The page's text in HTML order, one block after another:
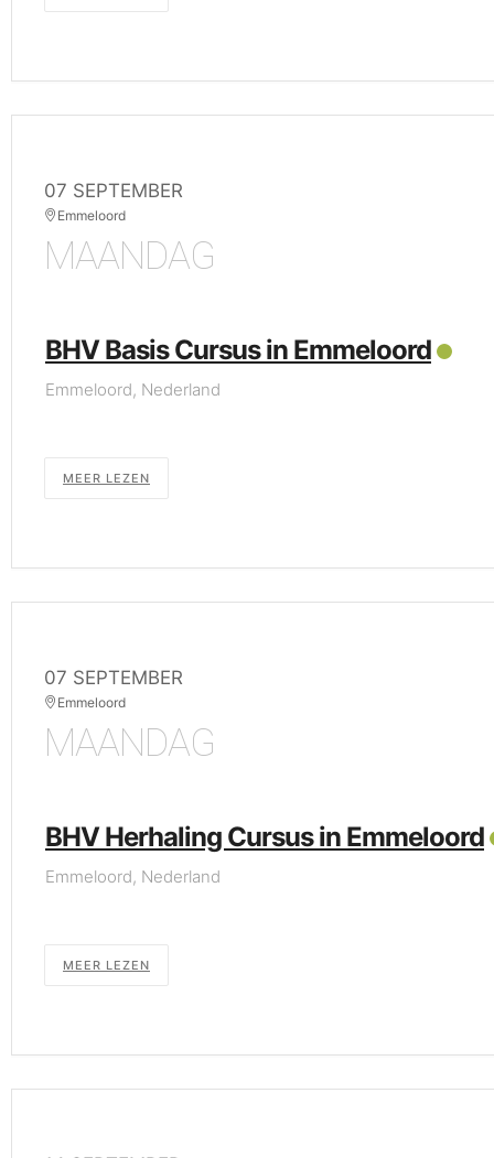
07 SEPTEMBER
Emmeloord
MAANDAG
BHV Basis Cursus in Emmeloord
Emmeloord, Nederland
MEER LEZEN
07 SEPTEMBER
Emmeloord
MAANDAG
BHV Herhaling Cursus in Emmeloord
Emmeloord, Nederland
MEER LEZEN